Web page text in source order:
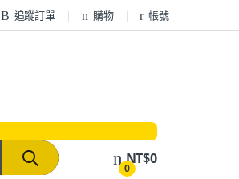
追蹤訂單 購物 帳號
0
NT$0